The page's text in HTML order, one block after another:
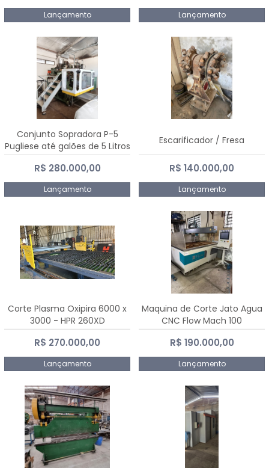
Lançamento Lançamento
Conjunto Sopradora P-5
Pugliese até galões de 5 Litros
R$ 280.000,00
Lançamento
Escarificador / Fresa
R$ 140.000,00
Lançamento
Corte Plasma Oxipira 6000 x
3000 - HPR 260XD
R$ 270.000,00
Lançamento
Maquina de Corte Jato Agua
CNC Flow Mach 100
R$ 190.000,00
Lançamento